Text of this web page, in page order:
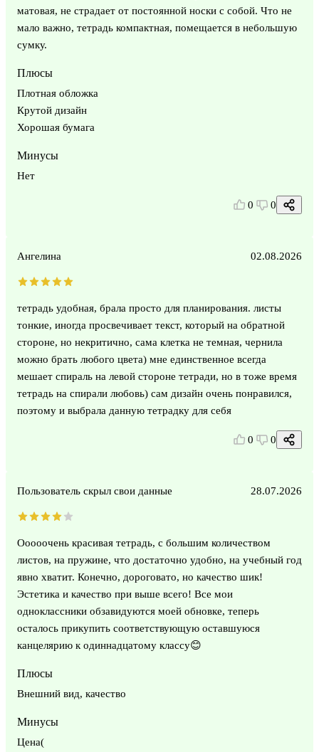
матовая, не страдает от постоянной носки с собой. Что не
мало важно, тетрадь компактная, помещается в небольшую
сумку.
Плюсы
Плотная обложка
Крутой дизайн
Хорошая бумага
Минусы
Нет
0 0
Ангелина 02.08.2026
тетрадь удобная, брала просто для планирования. листы
тонкие, иногда просвечивает текст, который на обратной
стороне, но некритично, сама клетка не темная, чернила
можно брать любого цвета) мне единственное всегда
мешает спираль на левой стороне тетради, но в тоже время
тетрадь на спирали любовь) сам дизайн очень понравился,
поэтому и выбрала данную тетрадку для себя
0 0
Пользователь скрыл свои данные 28.07.2026
Ооооочень красивая тетрадь, с большим количеством
листов, на пружине, что достаточно удобно, на учебный год
явно хватит. Конечно, дороговато, но качество шик!
Эстетика и качество при выше всего! Все мои
одноклассники обзавидуются моей обновке, теперь
осталось прикупить соответствующую оставшуюся
канцелярию к одиннадцатому классу😊
Плюсы
Внешний вид, качество
Минусы
Цена(